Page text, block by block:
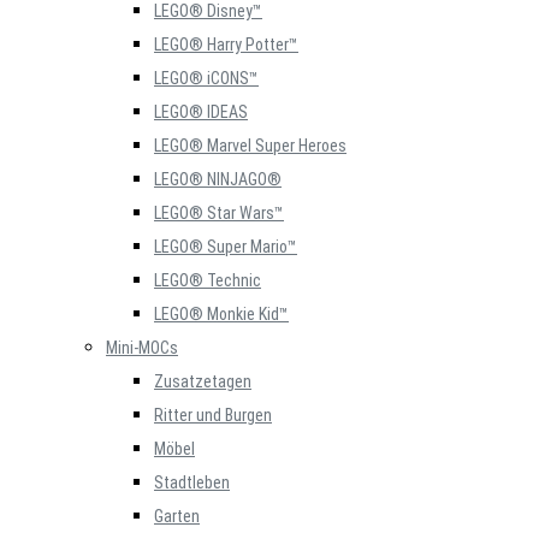
LEGO® Disney™
LEGO® Harry Potter™
LEGO® iCONS™
LEGO® IDEAS
LEGO® Marvel Super Heroes
LEGO® NINJAGO®
LEGO® Star Wars™
LEGO® Super Mario™
LEGO® Technic
LEGO® Monkie Kid™
Mini-MOCs
Zusatzetagen
Ritter und Burgen
Möbel
Stadtleben
Garten